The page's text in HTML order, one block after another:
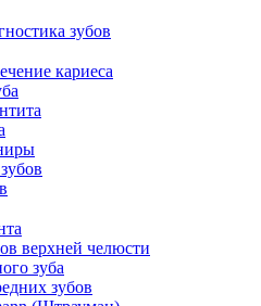
зубов
кариеса
верхней челюсти
зуба
зубов